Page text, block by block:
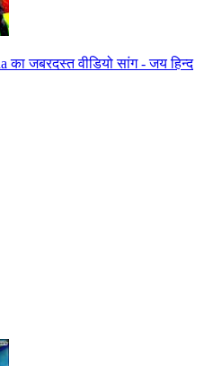
का जबरदस्त वीडियो सांग - जय हिन्द